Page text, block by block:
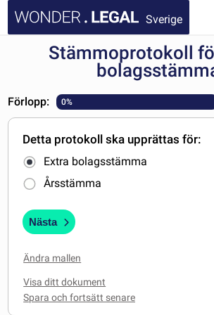
Sverige
STARTSIDA
MITT KONTO
Stämmoprotokoll
Förlopp: 0%
Detta protokoll ska upprättas för:
Extra bolagsstämma
Årsstämma
Nästa
Ändra mallen
Visa ditt dokument